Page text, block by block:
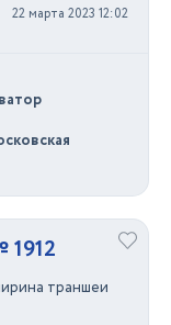
22 марта 2023 12:02
1912
траншеи